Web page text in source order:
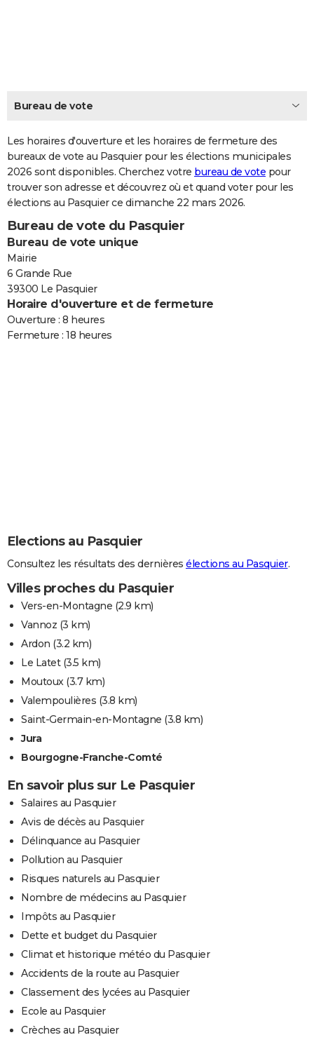
CARTE DE VOEUX
Dictionnaire
Biographies
Citations
Expressions
Proverbes
PROGRAMME TV
COPAINS D'AVANT
FORUM
Bricolage
Lifestyle
Culture
Sport
Auto
Television
Voyage
Cinema
Bureau de vote
Les horaires d'ouverture et les horaires de fermeture des
bureaux de vote au Pasquier pour les élections municipales
2026 sont disponibles. Cherchez votre bureau de vote pour
trouver son adresse et découvrez où et quand voter pour les
élections au Pasquier ce dimanche 22 mars 2026.
Bureau de vote du Pasquier
Bureau de vote unique
Mairie
6 Grande Rue
39300 Le Pasquier
Horaire d'ouverture et de fermeture
Ouverture : 8 heures
Fermeture : 18 heures
Elections au Pasquier
Consultez les résultats des dernières élections au Pasquier.
Villes proches du Pasquier
Vers-en-Montagne (2.9 km)
Vannoz (3 km)
Ardon (3.2 km)
Le Latet(3.5 km)
Moutoux(3.7 km)
Valempoulières (3.8 km)
Saint-Germain-en-Montagne (3.8 km)
Jura
Bourgogne-Franche-Comté
En savoir plus sur Le Pasquier
Salaires au Pasquier
Avis de décès au Pasquier
Délinquance au Pasquier
Pollution au Pasquier
Risques naturels au Pasquier
Nombre de médecins au Pasquier
Impôts au Pasquier
Dette et budget du Pasquier
Climat et historique météo du Pasquier
Accidents de la route au Pasquier
Classement des lycées au Pasquier
Ecole au Pasquier
Crèches au Pasquier